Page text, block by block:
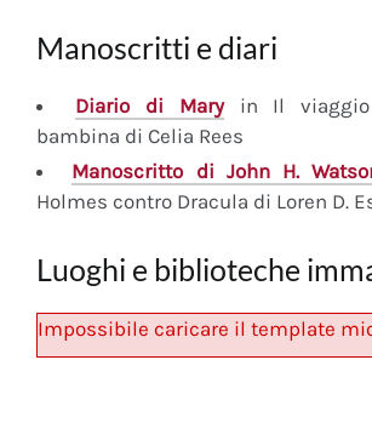
Manoscritti e diari
Diariodi Maryin Il viaggio
bambina di Celia Rees
Manoscritto di John H.
Holmes contro Dracula di Loren D.
Luoghi e biblioteche
Impossibile caricare il template